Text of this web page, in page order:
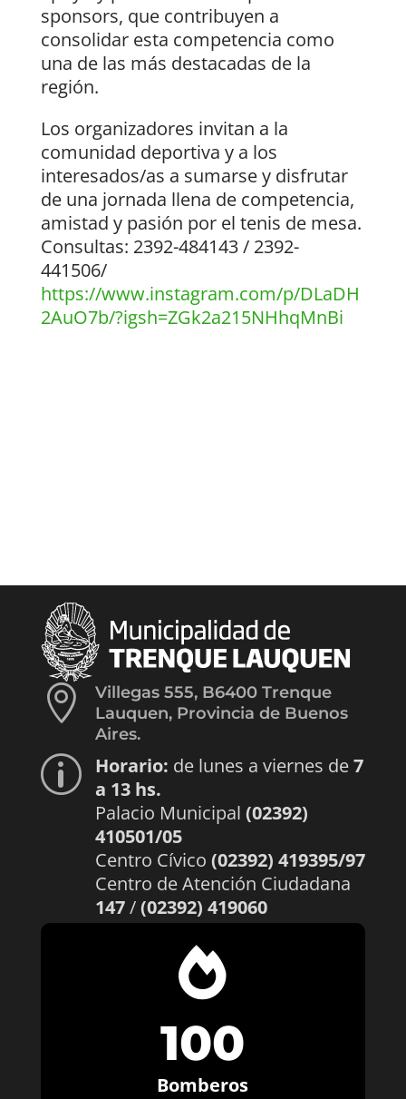
sponsors, que contribuyen a
consolidar esta competencia como
una de las más destacadas de la
región.
Los organizadores invitan a la
comunidad deportiva y a los
interesados/as a sumarse y disfrutar
de una jornada llena de competencia,
amistad y pasión por el tenis de mesa.
Consultas: 2392-484143 / 2392-
441506/
https://www.instagram.com/p/DLaDH
2AuO7b/?igsh=ZGk2a215NHhqMnBi

Villegas 555, B6400 Trenque
Lauquen, Provincia de Buenos
Aires.
p Horario: de lunes a viernes de7
a 13 hs.
Palacio Municipal (02392)
410501/05
Centro Cívico (02392) 419395/97
Centro de Atención Ciudadana
147/(02392) 419060

100
Bomberos